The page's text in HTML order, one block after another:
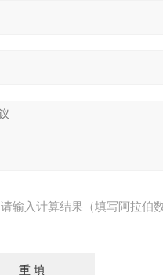
请输入计算结果（填写阿拉伯